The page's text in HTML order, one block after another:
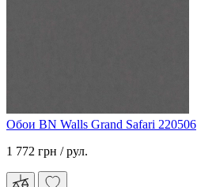
Обои BN Walls Grand Safari 220506
1 772 грн / рул.